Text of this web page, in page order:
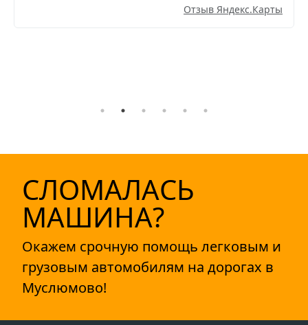
Отзыв Яндекс.Карты
СЛОМАЛАСЬ
МАШИНА?
Окажем срочную помощь легковым и
грузовым автомобилям на дорогах в
Муслюмово!